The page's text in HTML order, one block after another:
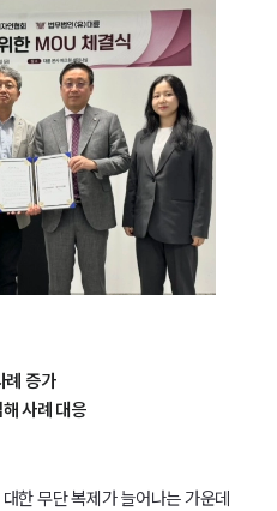
례 증가
사례 대응
한 무단 복제가 늘어나는 가운데